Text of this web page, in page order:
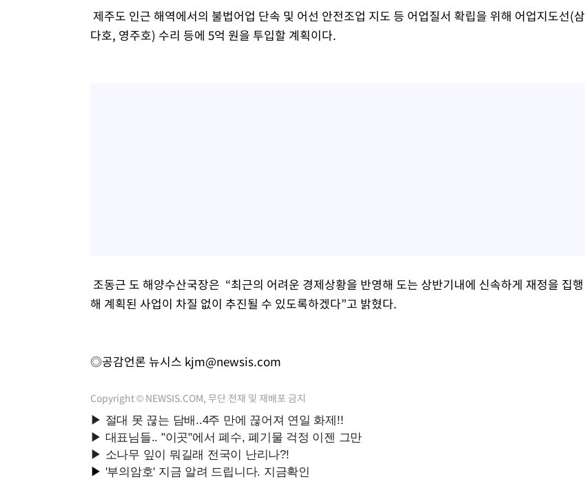
제주도 인근 해역에서의 불법어업 단속 및 어선 안전조업 지도 등 어업질서 확립을 위해 어업지도선(삼
다호, 영주호) 수리 등에 5억 원을 투입할 계획이다.
조동근 도 해양수산국장은 “최근의 어려운 경제상황을 반영해 도는 상반기내에 신속하게 재정을 집행
해 계획된 사업이 차질 없이 추진될 수 있도록하겠다”고 밝혔다.
◎공감언론 뉴시스 kjm@newsis.com
Copyright © NEWSIS.COM, 무단 전재 및 재배포 금지